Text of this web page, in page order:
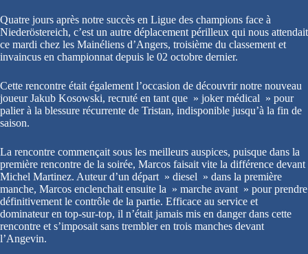
Quatre jours après notre succès en Ligue des champions face à
Niederöstereich, c’est un autre déplacement périlleux qui nous attendait
ce mardi chez les Mainéliens d’Angers, troisième du classement et
invaincus en championnat depuis le 02 octobre dernier.
Cette rencontre était également l’occasion de découvrir notre nouveau
joueur Jakub Kosowski, recruté en tant que » joker médical » pour
palier à la blessure récurrente de Tristan, indisponible jusqu’à la fin de
saison.
La rencontre commençait sous les meilleurs auspices, puisque dans la
première rencontre de la soirée, Marcos faisait vite la différence devant
Michel Martinez. Auteur d’un départ » diesel » dans la première
manche, Marcos enclenchait ensuite la » marche avant » pour prendre
définitivement le contrôle de la partie. Efficace au service et
dominateur en top-sur-top, il n’était jamais mis en danger dans cette
rencontre et s’imposait sans trembler en trois manches devant
l’Angevin.